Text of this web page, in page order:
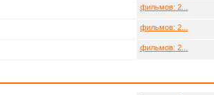
фильмов: 2...
фильмов: 2...
фильмов: 2...